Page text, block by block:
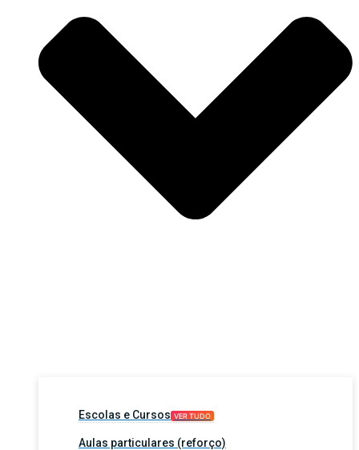
Escolas e Cursos VER TUDO
Aulas particulares (reforço)